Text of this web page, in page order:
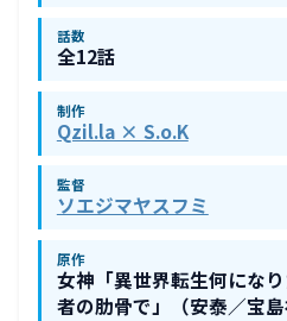
話数
全12話
制作
Qzil.la × S.o.K
監督
ソエジマヤスフミ
原作
女神「異世界転生何にな
者の肋骨で」（安泰／宝島